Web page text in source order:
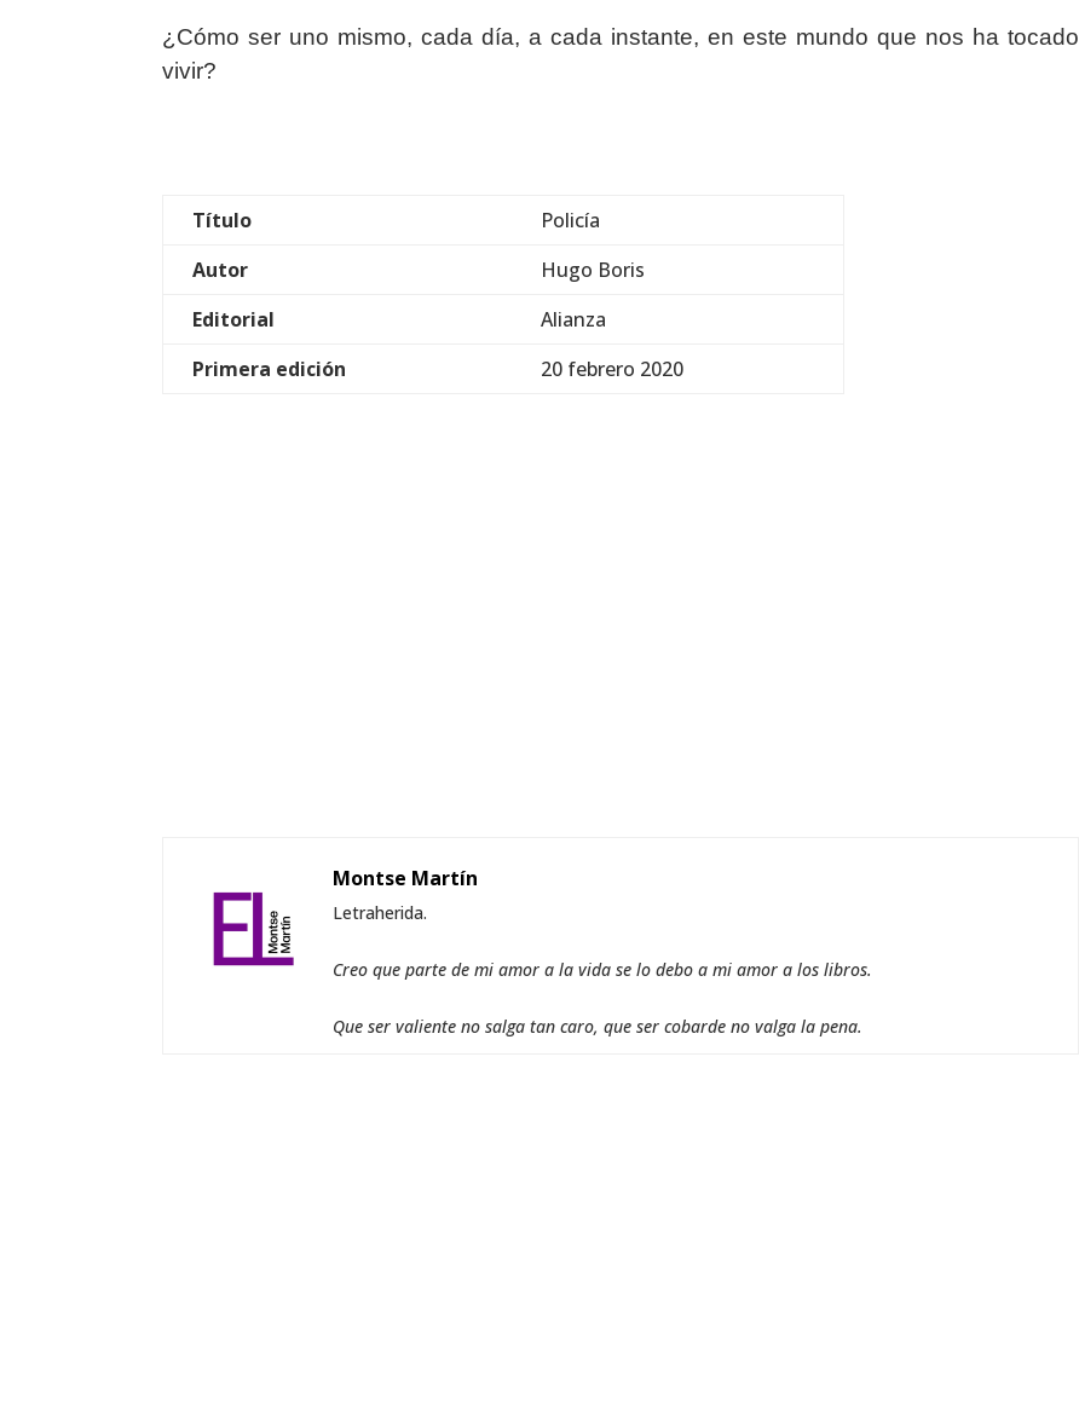
¿Cómo ser uno mismo, cada día, a cada instante, en este mundo que nos ha tocado
vivir?
Título
Policía
Autor
Hugo Boris
Editorial
Alianza
Primera edición
20 febrero 2020
Montse Martín
Letraherida.
Creo que parte de mi amor a la vida se lo debo a mi amor a los libros.
Que ser valiente no salga tan caro, que ser cobarde no valga la pena.